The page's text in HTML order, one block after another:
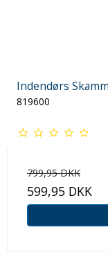
Indendørs
819600
799,95 DKK
599,95 DKK